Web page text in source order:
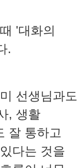
'대화의
.
선생님과도
, 생활
잘 통하고
다는 것을